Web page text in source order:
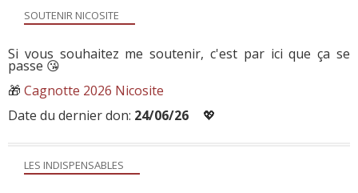
LES INDISPENSABLES
SOUTENIR NICOSITE
Si vous souhaitez me soutenir, c'est par ici que ça se
passe 😘
🎁 Cagnotte 2026 Nicosite
Date du dernier don: 24/06/26 💖